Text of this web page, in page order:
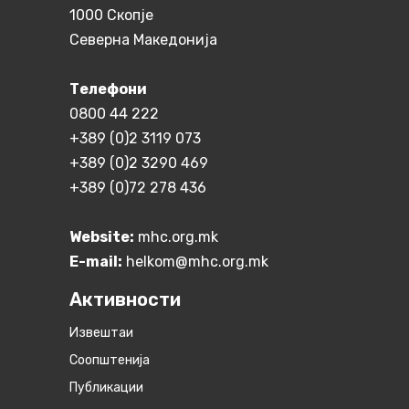
1000 Скопје
Северна Македонија
Телефони
0800 44 222
+389 (0)2 3119 073
+389 (0)2 3290 469
+389 (0)72 278 436
Website: mhc.org.mk
E-mail: helkom@mhc.org.mk
Активности
Извештаи
Соопштенија
Публикации